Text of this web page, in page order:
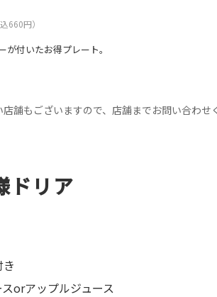
込660円）
が付いたお得プレート。
舗もございますので、店舗までお問い合わせ
ドリア
orアップルジュース